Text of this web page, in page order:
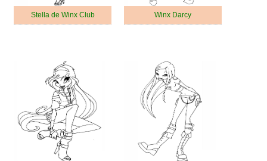
Stella de Winx Club Winx Darcy